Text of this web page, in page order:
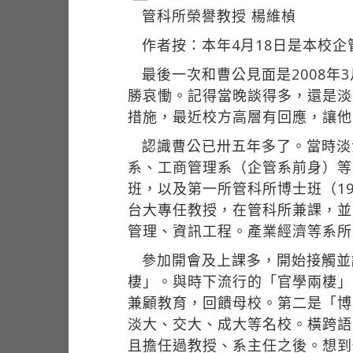
管科所榮譽教授 楊維楨
作者按：本年4月18日是本校
最後一次和曹公見面是2008年
勝哀慟。記得當晚談得多，還是
措施，最近校方高層有回應，讓
認識曹公已卅五年多了。當時
系、工商管理系（企管系前身）
班，以及第一所管科所博士班（
台大專任教授，在管科所兼課，
管理、資訊工程。產業經濟等系
參加開會及上課多，開始接觸
棲」。與時下流行的「官學兩棲
兼顧教育，回饋母校。第二是「
淡大、交大、成大等名校。橫跨
且擔任過教授、系主任之後。想